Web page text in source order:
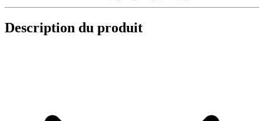
Description du produit